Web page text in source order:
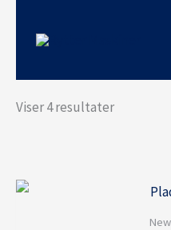
Viser 4 resultater